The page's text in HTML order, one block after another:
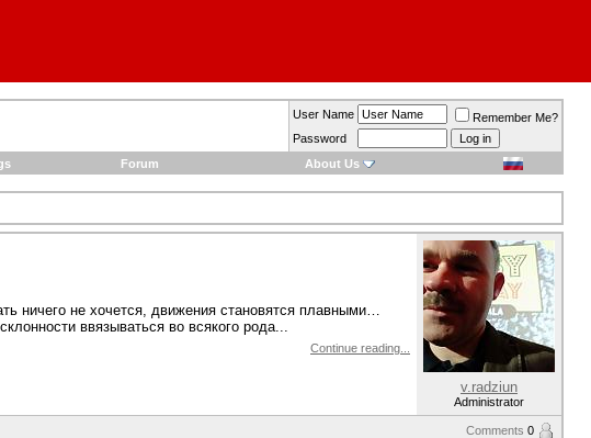
User Name
Remember Me?
Password
Forum About Us
ничего не хочется, движения становятся плавными…
ввязываться во всякого рода...
Continue reading...
v.radziun
Administrator
Comments 0